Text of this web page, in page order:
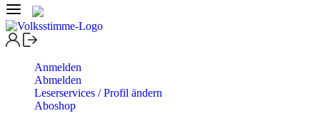
Anmelden
Abmelden
Leserservices / Profil ändern
Aboshop